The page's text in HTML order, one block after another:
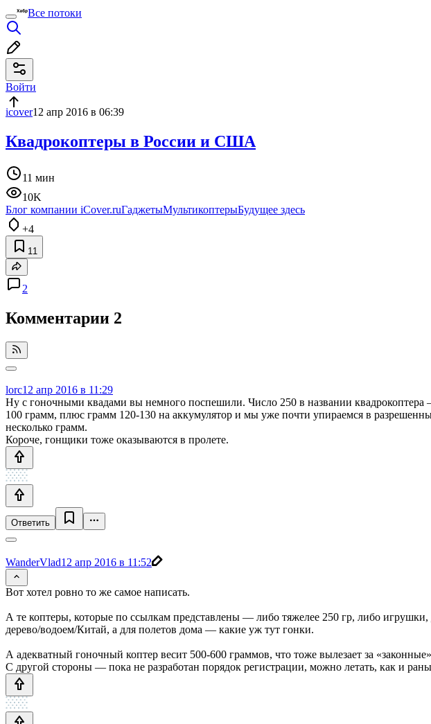
Все потоки
Войти
icover12 апр 2016 в 06:39
Квадрокоптеры в России и США
11 мин
10K
Блог компании iCover.ruГаджетыМультикоптерыБудущее здесь
+4
11
2
Комментарии 2
lorc12 апр 2016 в 11:29
Ну с гоночными квадами вы немного поспешили. Число 250 в названии квадрокоптера
100 грамм, плюс грамм 120-130 на аккумулятор и мы уже почти упираемся в
несколько грамм.
Короче, гонщики тоже оказываются в пролете.
Ответить
WanderVlad12 апр 2016 в 11:52
Вот хотел ровно то же самое написать.
А те коптеры, которые по ссылкам представлены — либо тяжелее 250 гр, либо
дерево/водоем/Китай, а для полетов дома — какие уж тут гонки.
А адекватный гоночный коптер весит 500-600 граммов, что тоже вылезает за
С другой стороны — пока не разработан порядок регистрации, можно летать, как и